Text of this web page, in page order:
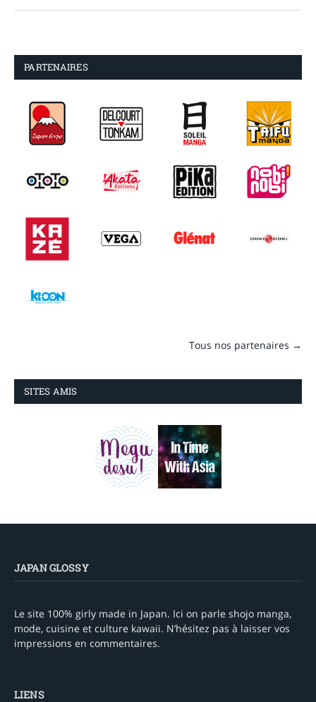
PARTENAIRES
Tous nos partenaires →
SITES AMIS
JAPAN GLOSSY
Le site 100% girly made in Japan. Ici on parle shojo manga,
mode, cuisine et culture kawaii. N’hésitez pas à laisser vos
impressions en commentaires.
LIENS